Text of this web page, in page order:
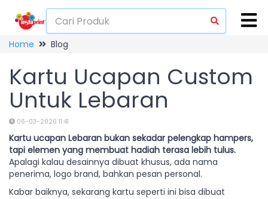
Home Blog
Kartu Ucapan Custom
Untuk Lebaran
06-03-2026 11:41
Kartu ucapan Lebaran bukan sekadar pelengkap hampers,
tapi elemen yang membuat hadiah terasa lebih tulus.
Apalagi kalau desainnya dibuat khusus, ada nama
penerima, logo brand, bahkan pesan personal.
Kabar baiknya, sekarang kartu seperti ini bisa dibuat